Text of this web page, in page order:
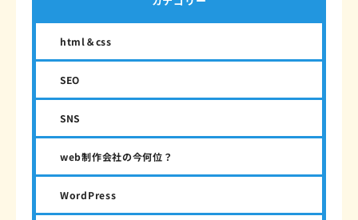
html＆css
SEO
SNS
web制作会社の今何位？
WordPress